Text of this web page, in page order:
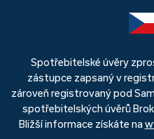
Spotřebitelské úvěry
zástupce zapsaný v
zároveň registrovaný pod
spotřebitelských úvěrů
Bližší informace získáte na